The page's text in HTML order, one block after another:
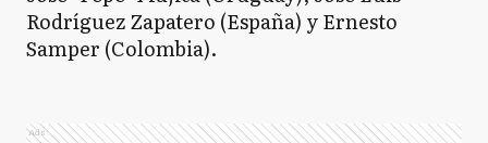
Rodríguez Zapatero (España) y Ernesto
Samper (Colombia).
Ads